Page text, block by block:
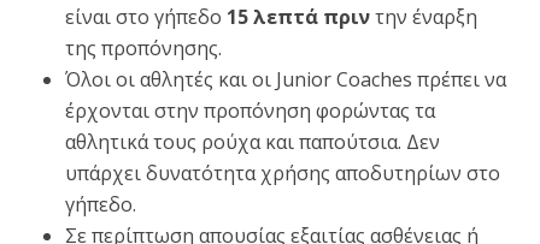
είναι στο γήπεδο 15 λεπτά πριντην έναρξη
της προπόνησης.
Όλοι οι αθλητές και οι Junior Coaches πρέπει να
έρχονται στην προπόνηση φορώντας τα
αθλητικά τους ρούχα και παπούτσια. Δεν
υπάρχει δυνατότητα χρήσης αποδυτηρίων στο
γήπεδο.
Σε περίπτωση απουσίας εξαιτίας ασθένειας ή